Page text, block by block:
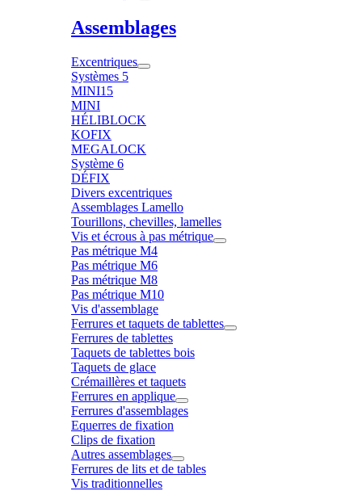
Assemblages
Excentriques
Systèmes 5
MINI15
MINI
HÉLIBLOCK
KOFIX
MEGALOCK
Système 6
DÉFIX
Divers excentriques
Assemblages Lamello
Tourillons, chevilles, lamelles
Vis et écrous à pas métrique
Pas métrique M4
Pas métrique M6
Pas métrique M8
Pas métrique M10
Vis d'assemblage
Ferrures et taquets de tablettes
Ferrures de tablettes
Taquets de tablettes bois
Taquets de glace
Crémaillères et taquets
Ferrures en applique
Ferrures d'assemblages
Equerres de fixation
Clips de fixation
Autres assemblages
Ferrures de lits et de tables
Vis traditionnelles